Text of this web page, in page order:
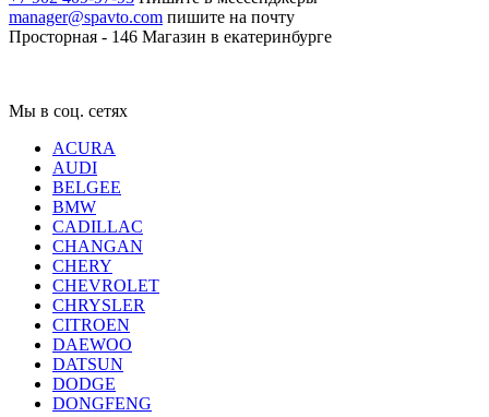
manager@spavto.com пишите на почту
Просторная - 146 Магазин в екатеринбурге
Мы в соц. сетях
ACURA
AUDI
BELGEE
BMW
CADILLAC
CHANGAN
CHERY
CHEVROLET
CHRYSLER
CITROEN
DAEWOO
DATSUN
DODGE
DONGFENG